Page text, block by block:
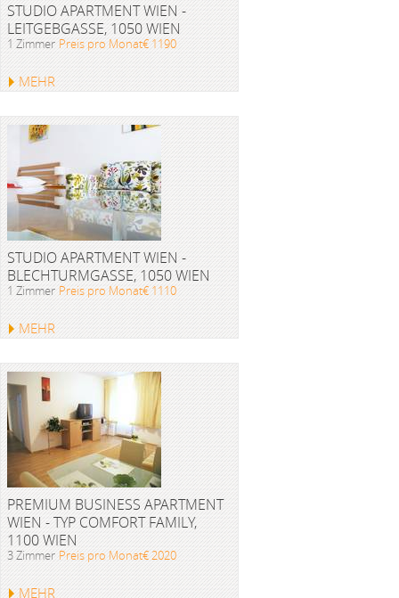
STUDIO APARTMENT WIEN -
LEITGEBGASSE, 1050 WIEN
1 Zimmer Preis pro Monat€ 1190
MEHR
STUDIO APARTMENT WIEN -
BLECHTURMGASSE, 1050 WIEN
1 Zimmer Preis pro Monat€ 1110
MEHR
PREMIUM BUSINESS APARTMENT
WIEN - TYP COMFORT FAMILY,
1100 WIEN
3 Zimmer Preis pro Monat€ 2020
MEHR